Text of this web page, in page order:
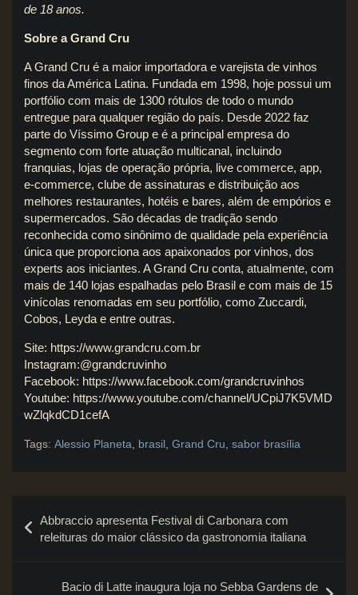
de 18 anos.
Sobre a Grand Cru
A Grand Cru é a maior importadora e varejista de vinhos
finos da América Latina. Fundada em 1998, hoje possui um
portfólio com mais de 1300 rótulos de todo o mundo
entregue para qualquer região do país. Desde 2022 faz
parte do Víssimo Group e é a principal empresa do
segmento com forte atuação multicanal, incluindo
franquias, lojas de operação própria, live commerce, app,
e-commerce, clube de assinaturas e distribuição aos
melhores restaurantes, hotéis e bares, além de empórios e
supermercados. São décadas de tradição sendo
reconhecida como sinônimo de qualidade pela experiência
única que proporciona aos apaixonados por vinhos, dos
experts aos iniciantes. A Grand Cru conta, atualmente, com
mais de 140 lojas espalhadas pelo Brasil e com mais de 15
vinícolas renomadas em seu portfólio, como Zuccardi,
Cobos, Leyda e entre outras.
Site: https://www.grandcru.com.br
Instagram:@grandcruvinho
Facebook: https://www.facebook.com/grandcruvinhos
Youtube: https://www.youtube.com/channel/UCpiJ7K5VMD
wZlqkdCD1cefA
Tags: Alessio Planeta brasil Grand Cru sabor brasília
de
Abbraccio apresenta Festival di Carbonara com
releituras do maior clássico da gastronomia italiana
Bacio di Latte inaugura loja no Sebba Gardens de